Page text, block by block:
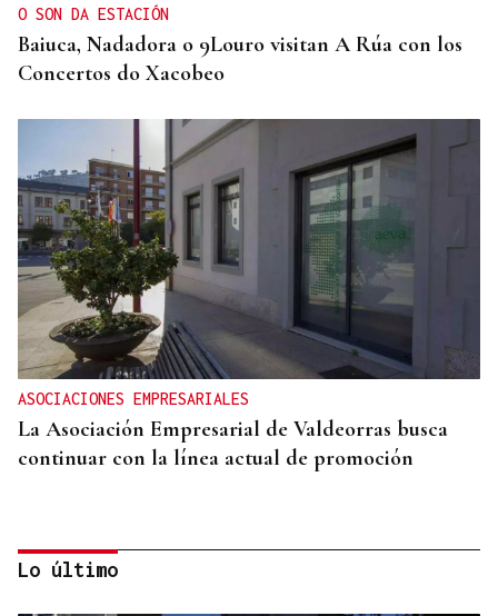
O SON DA ESTACIÓN
Baiuca, Nadadora o 9Louro visitan A Rúa con los
Concertos do Xacobeo
ASOCIACIONES EMPRESARIALES
La Asociación Empresarial de Valdeorras busca
continuar con la línea actual de promoción
Lo último